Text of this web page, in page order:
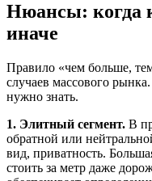
Нюансы: когда
иначе
Правило «чем больше,
случаев массового
нужно знать.
1. Элитный сегмент. В
обратной или
вид, приватность.
стоить за метр даже